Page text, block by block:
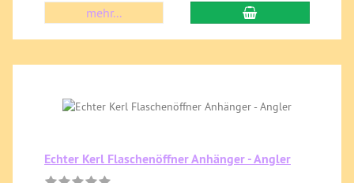
mehr...
Echter Kerl Flaschenöffner Anhänger - Angler